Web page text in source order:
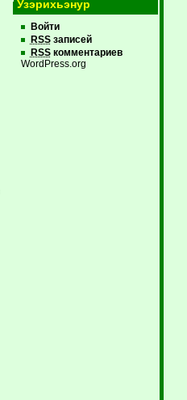
Узэрихьэнур
Войти
RSSзаписей
RSSкомментариев
WordPress.org